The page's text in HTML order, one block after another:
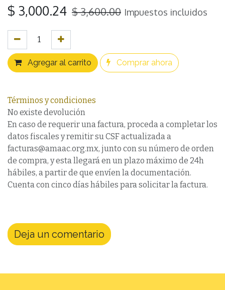
$ 3,000.24 $3,600.00 Impuestos incluidos
Agregar al carrito Comprar ahora
Términos y condiciones
No existe devolución
En caso de requerir una factura, proceda a completar los
datos fiscales y remitir su CSF actualizada a
facturas@amaac.org.mx, junto con su número de orden
de compra, y esta llegará en un plazo máximo de 24h
hábiles, a partir de que envíen la documentación.
Cuenta con cinco días hábiles para solicitar la factura.
Deja un comentario